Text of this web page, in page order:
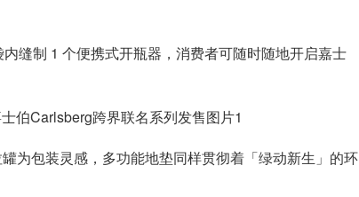
缝制 1 个便携式开瓶器，消费者可随时随地开启嘉士
为包装灵感，多功能地垫同样贯彻着「绿动新生」的环